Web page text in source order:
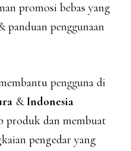
promosi bebas yang
penggunaan
pengguna di
&Indonesia
produk dan membuat
pengedar yang